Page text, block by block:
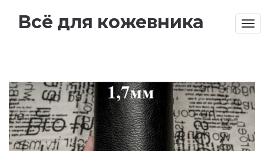
Всё для кожевника